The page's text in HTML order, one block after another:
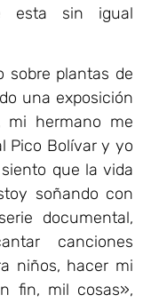
esta sin igual
sobre plantas de
una exposición
mi hermano me
Pico Bolívar y yo
que la vida
soñando con
documental,
canciones
niños, hacer mi
fin, mil cosas»,